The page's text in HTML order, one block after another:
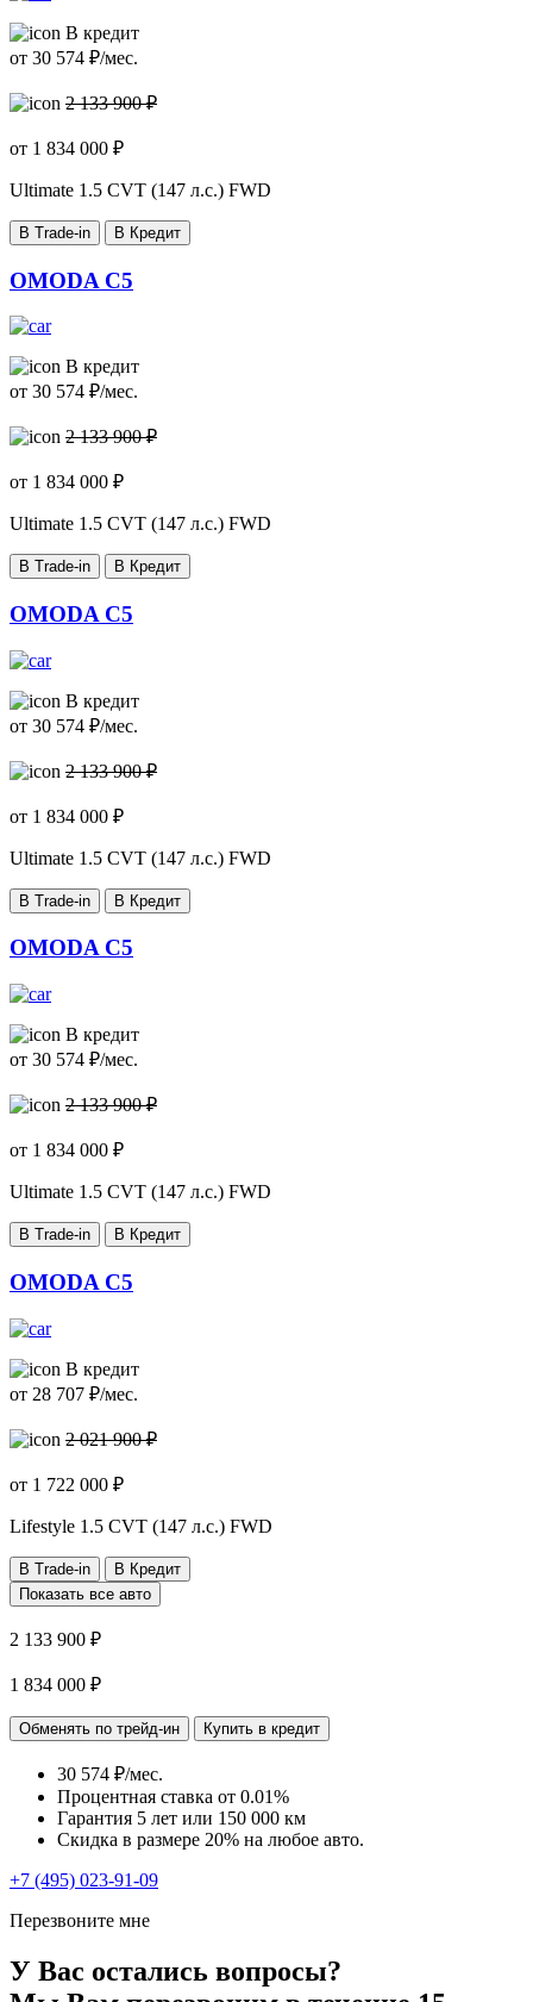
В кредит
от 30 574 ₽/мес.
2 133 900 ₽
от 1 834 000 ₽
Ultimate 1.5 CVT (147 л.с.) FWD
В Trade-in В Кредит
OMODA C5
В кредит
от 30 574 ₽/мес.
2 133 900 ₽
от 1 834 000 ₽
Ultimate 1.5 CVT (147 л.с.) FWD
В Trade-in В Кредит
OMODA C5
В кредит
от 30 574 ₽/мес.
2 133 900 ₽
от 1 834 000 ₽
Ultimate 1.5 CVT (147 л.с.) FWD
В Trade-in В Кредит
OMODA C5
В кредит
от 30 574 ₽/мес.
2 133 900 ₽
от 1 834 000 ₽
Ultimate 1.5 CVT (147 л.с.) FWD
В Trade-in В Кредит
OMODA C5
В кредит
от 28 707 ₽/мес.
2 021 900 ₽
от 1 722 000 ₽
Lifestyle 1.5 CVT (147 л.с.) FWD
В Trade-in
В Кредит
Показать все авто
2 133 900 ₽
1 834 000 ₽
Обменять по трейд-ин Купить в кредит
30 574 ₽/мес.
Процентная ставка от 0.01%
Гарантия 5 лет или 150 000 км
Скидка в размере 20% на любое авто.
+7 (495) 023-91-09
Перезвоните мне
У Вас остались вопросы?